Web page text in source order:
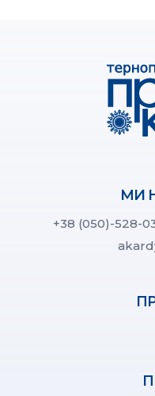
МИ
+38 (050)-528-